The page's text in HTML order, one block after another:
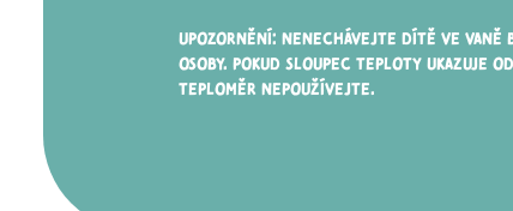
UPOZORNĚNÍ: NENECHÁVEJTE DÍTĚ VE VANĚ
OSOBY. POKUD SLOUPEC TEPLOTY UKAZUJE
TEPLOMĚR NEPOUŽÍVEJTE.